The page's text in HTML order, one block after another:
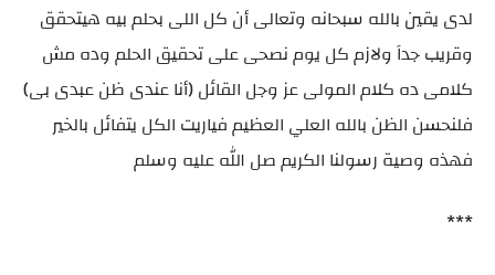
لدى يقين بالله سبحانه وتعالى أن كل اللى بحلم بيه هيتحقق
وقريب جداَ ولازم كل يوم نصحى على تحقيق الحلم وده مش
كلامى ده كلام المولى عز وجل القائل (أنا عندى ظن عبدى بى)
فلنحسن الظن بالله العلي العظيم فياريت الكل يتفائل بالخير
فهذه وصية رسولنا الكريم صل الله عليه وسلم
***